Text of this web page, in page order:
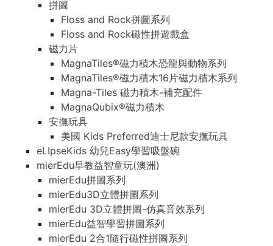
拼圖
Floss and Rock拼圖系列
Floss and Rock磁性拼遊戲盒
磁力片
MagnaTiles®磁力積木恐龍與動物系列
MagnaTiles®磁力積木16片磁力積木系列
Magna-Tiles 磁力積木-補充配件
MagnaQubix®磁力積木
安撫玩具
美國 Kids Preferred迪士尼款安撫玩具
eLIpseKids 幼兒Easy學習吸盤碗
mierEdu早教益智童玩(澳洲)
mierEdu拼圖系列
mierEdu3D立體拼圖系列
mierEdu 3D立體拼圖-仿真音效系列
mierEdu益智學習拼圖系列
mierEdu 2合1隨行磁性拼圖系列